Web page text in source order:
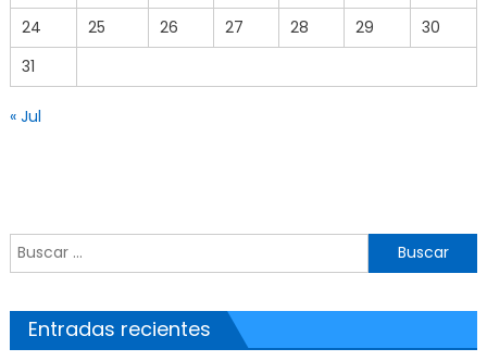
24
25 26 27 28 29
30
31
« Jul
Buscar por:
Entradas recientes